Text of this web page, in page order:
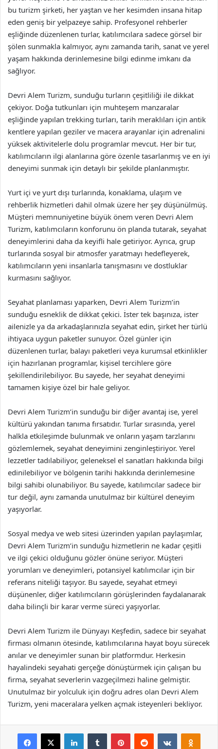
bu turizm şirketi, her yaştan ve her kesimden insana hitap
eden geniş bir yelpazeye sahip. Profesyonel rehberler
eşliğinde düzenlenen turlar, katılımcılara sadece görsel bir
şölen sunmakla kalmıyor, aynı zamanda tarih, sanat ve yerel
yaşam hakkında derinlemesine bilgi edinme imkanı da
sağlıyor.
Devri Alem Turizm, sunduğu turların çeşitliliği ile dikkat
çekiyor. Doğa tutkunları için muhteşem manzaralar
eşliğinde yapılan trekking turları, tarih meraklıları için antik
kentlere yapılan geziler ve macera arayanlar için adrenalini
yüksek aktivitelerle dolu programlar mevcut. Her bir tur,
katılımcıların ilgi alanlarına göre özenle tasarlanmış ve en iyi
deneyimi sunmak için detaylı bir şekilde planlanmıştır.
Yurt içi ve yurt dışı turlarında, konaklama, ulaşım ve
rehberlik hizmetleri dahil olmak üzere her şey düşünülmüş.
Müşteri memnuniyetine büyük önem veren Devri Alem
Turizm, katılımcıların konforunu ön planda tutarak, seyahat
deneyimlerini daha da keyifli hale getiriyor. Ayrıca, grup
turlarında sosyal bir atmosfer yaratmayı hedefleyerek,
katılımcıların yeni insanlarla tanışmasını ve dostluklar
kurmasını sağlıyor.
Seyahat planlaması yaparken, Devri Alem Turizm’in
sunduğu esneklik de dikkat çekici. İster tek başınıza, ister
ailenizle ya da arkadaşlarınızla seyahat edin, şirket her türlü
ihtiyaca uygun paketler sunuyor. Özel günler için
düzenlenen turlar, balayı paketleri veya kurumsal etkinlikler
için hazırlanan programlar, kişisel tercihlere göre
şekillendirilebiliyor. Bu sayede, her seyahat deneyimi
tamamen kişiye özel bir hale geliyor.
Devri Alem Turizm’in sunduğu bir diğer avantaj ise, yerel
kültürü yakından tanıma fırsatıdır. Turlar sırasında, yerel
halkla etkileşimde bulunmak ve onların yaşam tarzlarını
gözlemlemek, seyahat deneyimini zenginleştiriyor. Yerel
lezzetler tadılabiliyor, geleneksel el sanatları hakkında bilgi
edinilebiliyor ve bölgenin tarihi hakkında derinlemesine
bilgi sahibi olunabiliyor. Bu sayede, katılımcılar sadece bir
tur değil, aynı zamanda unutulmaz bir kültürel deneyim
yaşıyorlar.
Sosyal medya ve web sitesi üzerinden yapılan paylaşımlar,
Devri Alem Turizm’in sunduğu hizmetlerin ne kadar çeşitli
ve ilgi çekici olduğunu gözler önüne seriyor. Müşteri
yorumları ve deneyimleri, potansiyel katılımcılar için bir
referans niteliği taşıyor. Bu sayede, seyahat etmeyi
düşünenler, diğer katılımcıların görüşlerinden faydalanarak
daha bilinçli bir karar verme süreci yaşıyorlar.
Devri Alem Turizm ile Dünyayı Keşfedin, sadece bir seyahat
firması olmanın ötesinde, katılımcılarına hayat boyu sürecek
anılar ve deneyimler sunan bir platformdur. Herkesin
hayalindeki seyahati gerçeğe dönüştürmek için çalışan bu
firma, seyahat severlerin vazgeçilmezi haline gelmiştir.
Unutulmaz bir yolculuk için doğru adres olan Devri Alem
Turizm, yeni maceralara yelken açmak isteyenleri bekliyor.
Facebook
X LinkedInTumblr PinterestReddit VKontakte